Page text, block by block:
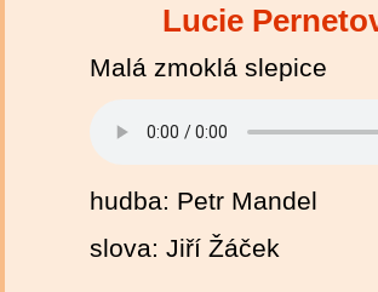
Lucie
Malá zmoklá slepice
hudba: Petr Mandel
slova: Jiří Žáček